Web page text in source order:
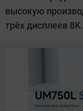
высокую
трёх дисплеев 8K.